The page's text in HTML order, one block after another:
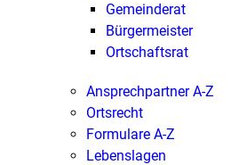
Gemeinderat
Bürgermeister
Ortschaftsrat
Ansprechpartner A-Z
Ortsrecht
Formulare A-Z
Lebenslagen